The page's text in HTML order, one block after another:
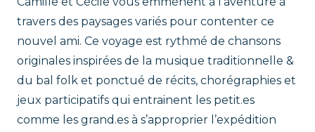
travers des paysages variés pour contenter ce
nouvel ami. Ce voyage est rythmé de chansons
originales inspirées de la musique traditionnelle &
du bal folk et ponctué de récits, chorégraphies et
jeux participatifs qui entrainent les petit.es
comme les grand.es à s’approprier l’expédition